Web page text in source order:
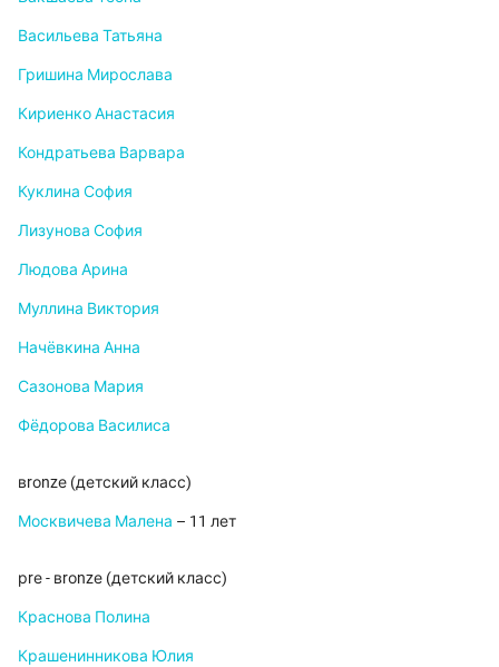
Васильева Татьяна
Гришина Мирослава
Кириенко Анастасия
Кондратьева Варвара
Куклина София
Лизунова София
Людова Арина
Муллина Виктория
Начёвкина Анна
Сазонова Мария
Фёдорова Василиса
вrоnzе (детский класс)
Москвичева Малена – 11 лет
рrе - вrоnzе (детский класс)
Краснова Полина
Крашенинникова Юлия